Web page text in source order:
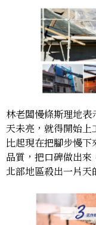
林老闆慢條斯理地
天未亮，就得開始上
比起現在把腳步慢
品質，把口碑做出
北部地區殺出一片天